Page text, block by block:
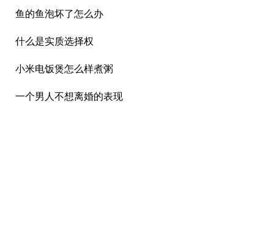
鱼的鱼泡坏了怎么办
什么是实质选择权
小米电饭煲怎么样煮粥
一个男人不想离婚的表现